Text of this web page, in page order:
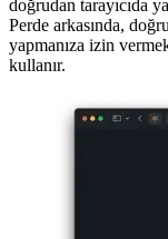
Buluttaki
Github Kod
Perde arkasında,